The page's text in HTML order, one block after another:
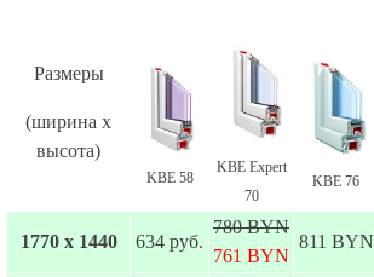
Размеры
(ширина х
высота)
KBE 58
KBE Expert
70
KBE 76
1770 х 1440 634 руб.
780 BYN
761 BYN
811 BYN